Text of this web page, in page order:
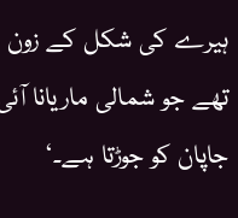
ہیرے کی شکل کے زون
تھے جو شمالی ماریانا آئی
جاپان کو جوڑتا ہے۔‘